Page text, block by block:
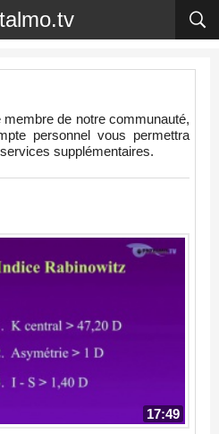
de notre communauté,
personnel vous permettra
supplémentaires.
17:49